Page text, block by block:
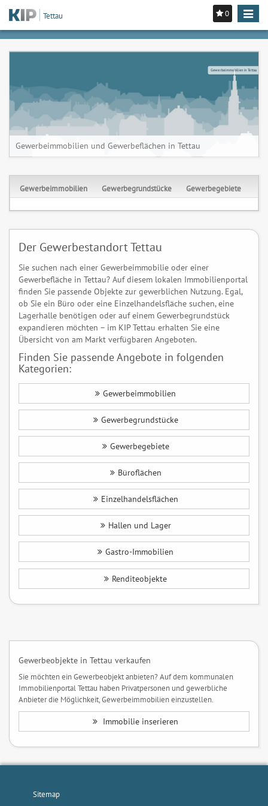
0
Toggle
Tettau
Gewerbeimmobilien in Tettau
Gewerbeimmobilien und Gewerbeflächen in Tettau
Gewerbeimmobilien Gewerbegrundstücke Gewerbegebiete
Der Gewerbestandort Tettau
Sie suchen nach einer Gewerbeimmobilie oder einer
Gewerbefläche in Tettau? Auf diesem lokalen Immobilienportal
finden Sie passende Objekte zur gewerblichen Nutzung. Egal,
ob Sie ein Büro oder eine Einzelhandelsfläche suchen, eine
Lagerhalle benötigen oder auf einem Gewerbegrundstück
expandieren möchten – im KIP Tettau erhalten Sie eine
Übersicht von am Markt verfügbaren Angeboten.
Finden Sie passende Angebote in folgenden
Kategorien:
Gewerbeimmobilien
Gewerbegrundstücke
Gewerbegebiete
Büroflächen
Einzelhandelsflächen
Hallen und Lager
Gastro-Immobilien
Renditeobjekte
Gewerbeobjekte in Tettau verkaufen
Sie möchten ein Gewerbeobjekt anbieten? Auf dem kommunalen
Immobilienportal Tettau haben Privatpersonen und gewerbliche
Anbieter die Möglichkeit, Gewerbeimmobilien einzustellen.
Immobilie inserieren
Sitemap